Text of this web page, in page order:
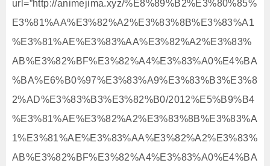
url=”http://animejima.xyz/%E8%89%B2%E3%80%85%
E3%81%AA%E3%82%A2%E3%83%8B%E3%83%A1
%E3%81%AE%E3%83%AA%E3%82%A2%E3%83%
AB%E3%82%BF%E3%82%A4%E3%83%A0%E4%BA
%BA%E6%B0%97%E3%83%A9%E3%83%B3%E3%8
2%AD%E3%83%B3%E3%82%B0/2012%E5%B9%B4
%E3%81%AE%E3%82%A2%E3%83%8B%E3%83%A
1%E3%81%AE%E3%83%AA%E3%82%A2%E3%83%
AB%E3%82%BF%E3%82%A4%E3%83%A0%E4%BA